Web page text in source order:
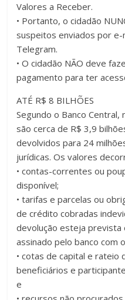
Valores a Receber.
• Portanto, o cidadão
suspeitos enviados por e-
Telegram.
• O cidadão NÃO deve
pagamento para ter
ATÉ R$ 8 BILHÕES
Segundo o Banco
são cerca de R$ 3,9
devolvidos para 24
jurídicas. Os valores
• contas-correntes ou
disponível;
• tarifas e parcelas ou
de crédito cobradas
devolução esteja
assinado pelo banco com
• cotas de capital e rateio
beneficiários e
e